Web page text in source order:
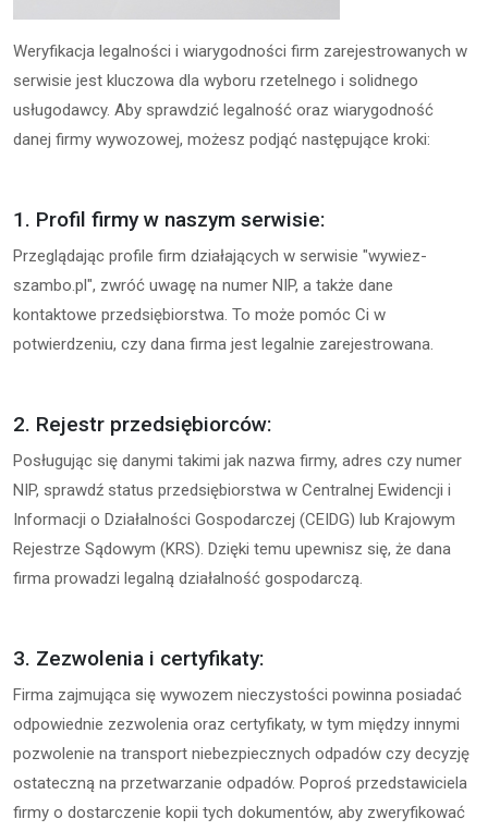
Weryfikacja legalności i wiarygodności firm zarejestrowanych w
serwisie jest kluczowa dla wyboru rzetelnego i solidnego
usługodawcy. Aby sprawdzić legalność oraz wiarygodność
danej firmy wywozowej, możesz podjąć następujące kroki:
1. Profil firmy w naszym serwisie:
Przeglądając profile firm działających w serwisie "wywiez-
szambo.pl", zwróć uwagę na numer NIP, a także dane
kontaktowe przedsiębiorstwa. To może pomóc Ci w
potwierdzeniu, czy dana firma jest legalnie zarejestrowana.
2. Rejestr przedsiębiorców:
Posługując się danymi takimi jak nazwa firmy, adres czy numer
NIP, sprawdź status przedsiębiorstwa w Centralnej Ewidencji i
Informacji o Działalności Gospodarczej (CEIDG) lub Krajowym
Rejestrze Sądowym (KRS). Dzięki temu upewnisz się, że dana
firma prowadzi legalną działalność gospodarczą.
3. Zezwolenia i certyfikaty:
Firma zajmująca się wywozem nieczystości powinna posiadać
odpowiednie zezwolenia oraz certyfikaty, w tym między innymi
pozwolenie na transport niebezpiecznych odpadów czy decyzję
ostateczną na przetwarzanie odpadów. Poproś przedstawiciela
firmy o dostarczenie kopii tych dokumentów, aby zweryfikować